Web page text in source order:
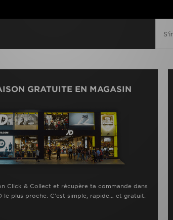
GRATUITE EN MAGASIN
Click & Collect et récupère ta commande dans
le plus proche. C’est simple, rapide… et gratuit.